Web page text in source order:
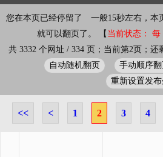
您在本页已经停留了
一般15秒左右，本
就可以翻页了。 【 当前状态： 每
共 3332 个网址 / 334 页；当前第2页；还
自动随机翻页
手动顺序
重新设置发
<< < 1 2 3 4